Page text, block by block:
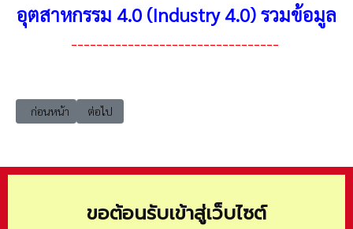
อุตสาหกรรม 4.0 (Industry 4.0) รวมข้อมูล
---------------------------------
เนื้อหาก่อนหน้า: Industry4_index อุตสาหกรรม 4.0 (Industry 4.0) เทียบข
ก่อนหน้า เนื้อหาถัดไป: Industry4_index_deu ความพร้อมอุตสาหกรร
ต่อไป
ขอต้อนรับเข้าสู่เว็บไซต์